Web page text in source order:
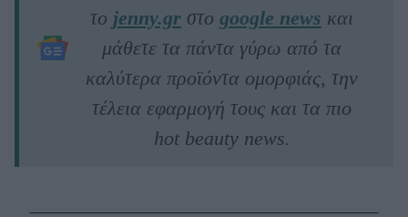
το jenny.gr στο google news και
μάθετε τα πάντα γύρω από τα
καλύτερα προϊόντα ομορφιάς, την
τέλεια εφαρμογή τους και τα πιο
hot beauty news.